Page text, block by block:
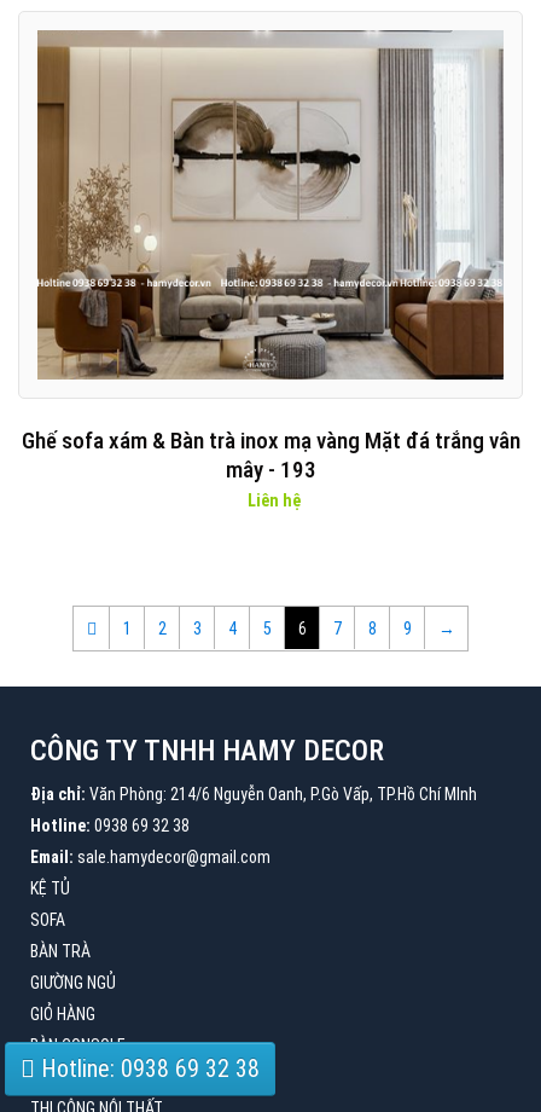
Ghế sofa xám & Bàn trà inox mạ vàng Mặt đá trắng vân
mây - 193
Liên hệ
1 2 3 4 5 6 7 8 9 →
CÔNG TY TNHH HAMY DECOR
Địa chỉ: Văn Phòng: 214/6 Nguyễn Oanh, P.Gò Vấp, TP.Hồ Chí MInh
Hotline: 0938 69 32 38
Email: sale.hamydecor@gmail.com
KỆ TỦ
SOFA
BÀN TRÀ
GIƯỜNG NGỦ
GIỎ HÀNG
BÀN CONSOLE
BÀN ĂN
Hotline: 0938 69 32 38